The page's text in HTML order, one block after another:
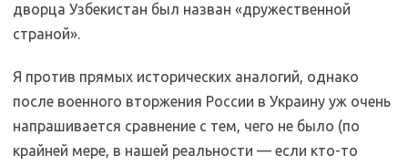
дворца Узбекистан был назван «дружественной
страной».
Я против прямых исторических аналогий, однако
после военного вторжения России в Украину уж очень
напрашивается сравнение с тем, чего не было (по
крайней мере, в нашей реальности — если кто-то